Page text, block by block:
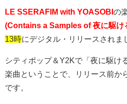
LE SSERAFIM with YOASOBI の
(Contains a Samples of 夜に駆け
13時にデジタル・リリースされま
シティポップ＆Y2Kで「夜に駆け
楽曲ということで、リリース前か
です。